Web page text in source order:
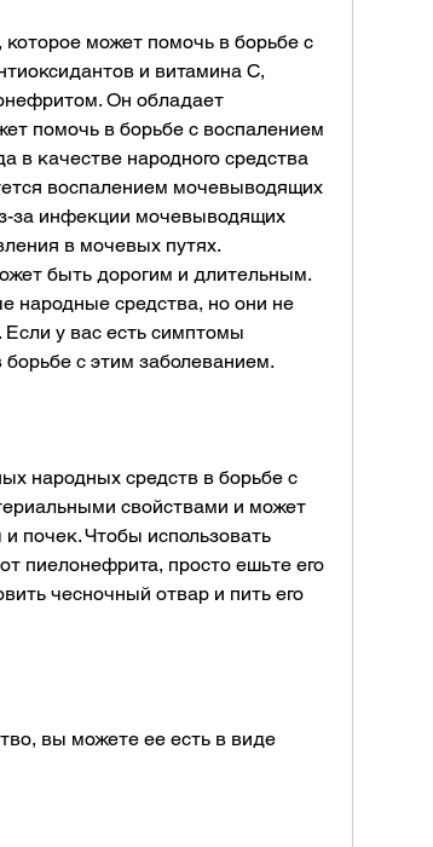
может помочь в борьбе с
и витамина С,
Он обладает
помочь в борьбе с воспалением
в качестве народного средства
воспалением мочевыводящих
за инфекции мочевыводящих
в мочевых путях.
быть дорогим и длительным.
народные средства, но они не
у вас есть симптомы
с этим заболеванием.
народных средств в борьбе с
свойствами и может
почек. Чтобы использовать
пиелонефрита, просто ешьте его
чесночный отвар и пить его
вы можете ее есть в виде